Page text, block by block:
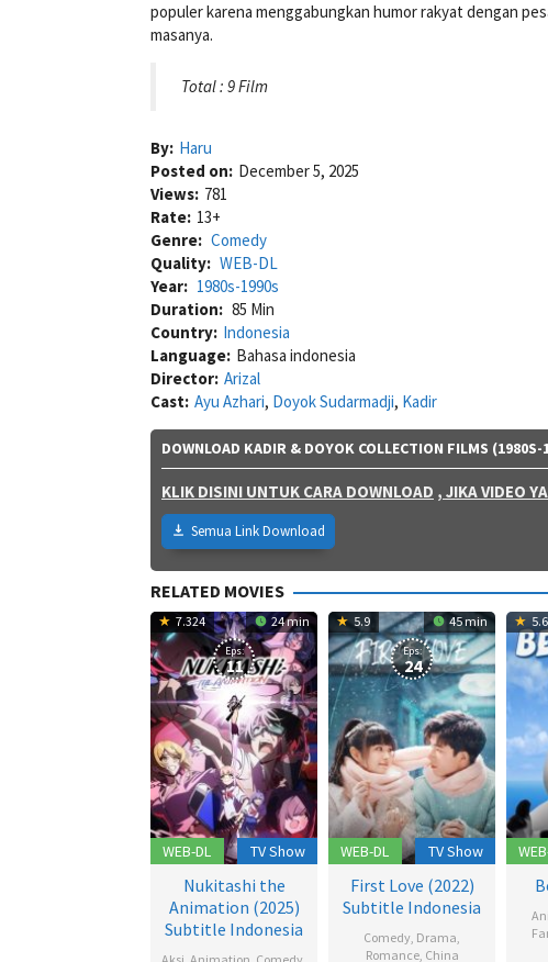
populer karena menggabungkan humor rakyat dengan
masanya.
Total : 9 Film
By: Haru
Posted on: December 5, 2025
Views: 781
Rate: 13+
Genre: Comedy
Quality: WEB-DL
Year: 1980s-1990s
Duration: 85 Min
Country: Indonesia
Language: Bahasa indonesia
Director: Arizal
Cast: Ayu Azhari, Doyok Sudarmadji, Kadir
DOWNLOAD KADIR & DOYOK COLLECTION FILMS (1980S-
KLIK DISINI UNTUK CARA DOWNLOAD , JIKA VIDEO
Semua Link Download
RELATED MOVIES
7.324 24 min
WEB-DL
Eps:
11
TV Show
Nukitashi the
Animation (2025)
Subtitle Indonesia
5.9 45 min
WEB-DL
Eps:
24
TV Show
First Love (2022)
Subtitle Indonesia
Comedy Drama
Romance, China